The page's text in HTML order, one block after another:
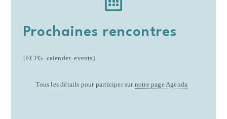
Prochaines rencontres
[ECFG_calender_events]
Tous les détails pour participer sur notre page Agenda